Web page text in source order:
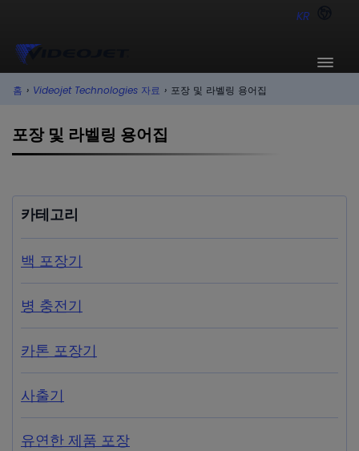
KR
홈 › Videojet Technologies 자료 › 포장 및 라벨링 용어집
포장 및 라벨링 용어집
카테고리
백 포장기
병 충전기
카톤 포장기
사출기
유연한 제품 포장